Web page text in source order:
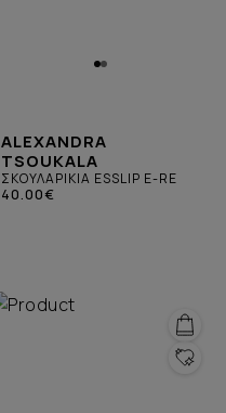
ALEXANDRA
TSOUKALA
ΣΚΟΥΛΑΡΙΚΙΑ ESSLIP E-RE
40.00€